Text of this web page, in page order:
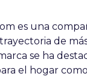
es una
de
se ha
el hogar